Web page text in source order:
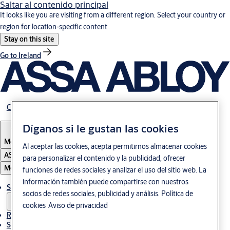
Saltar al contenido principal
It looks like you are visiting from a different region. Select your country or
region for location-specific content.
Stay on this site
Go to Ireland
Carrera
Mexico
ASSA ABLOY Group
Menú
Soluciones
Referencias
Servicio de mantenimiento
Díganos si le gustan las cookies
Al aceptar las cookies, acepta permitirnos almacenar cookies
para personalizar el contenido y la publicidad, ofrecer
funciones de redes sociales y analizar el uso del sitio web. La
información también puede compartirse con nuestros
socios de redes sociales, publicidad y análisis. Política de
cookies Aviso de privacidad